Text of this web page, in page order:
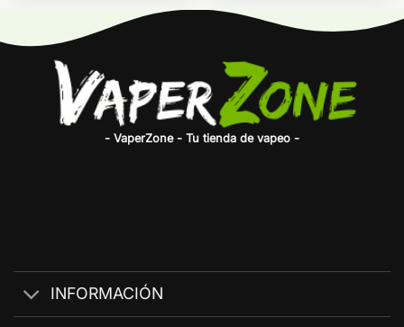
- VaperZone - Tu tienda de vapeo -
INFORMACIÓN